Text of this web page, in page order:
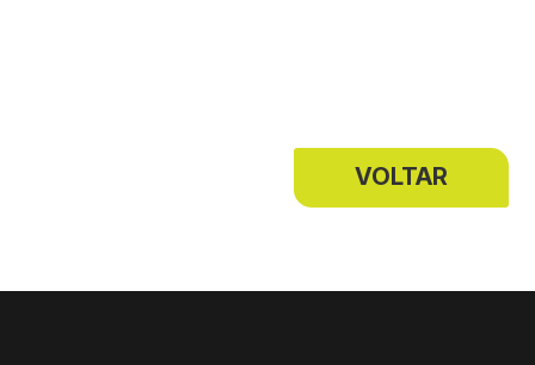
VOLTAR